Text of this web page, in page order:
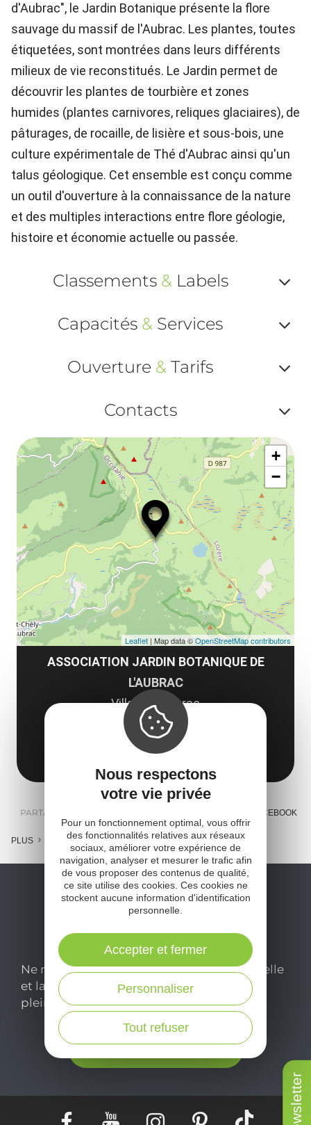
Newsletter
d'Aubrac", le Jardin Botanique présente la flore
sauvage du massif de l'Aubrac. Les plantes, toutes
étiquetées, sont montrées dans leurs différents
milieux de vie reconstitués. Le Jardin permet de
découvrir les plantes de tourbière et zones
humides (plantes carnivores, reliques glaciaires), de
pâturages, de rocaille, de lisière et sous-bois, une
culture expérimentale de Thé d'Aubrac ainsi qu'un
talus géologique. Cet ensemble est conçu comme
un outil d'ouverture à la connaissance de la nature
et des multiples interactions entre flore géologie,
histoire et économie actuelle ou passée.
Classements &Labels
ou
Capacités & Services
ou
Ouverture & Tarifs
ou
et
Contacts
ou
ASSOCIATION JARDIN BOTANIQUE DE
L'AUBRAC
Village d'Aubrac
12470 Saint-Chély-d'Aubrac
Obtenir l'itinéraire
+
−
Leaflet | Map data ©OpenStreetMap contributors
PARTAGER : FACEBOOK
PLUS
Ne manquez pas notre newsletter mensuelle
et laissez-vous inspirer pour profiter
pleinement de votre séjour en Aveyron.
Je m'abonne ici
Nous respectons
votre vie privée
Pour un fonctionnement optimal, vous offrir
des fonctionnalités relatives aux réseaux
sociaux, améliorer votre expérience de
navigation, analyser et mesurer le trafic afin
de vous proposer des contenus de qualité,
ce site utilise des cookies. Ces cookies ne
stockent aucune information d'identification
personnelle.
Tout refuser
Personnaliser
Accepter et fermer